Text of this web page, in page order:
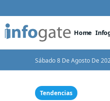
Home
Sábado 8 De Agosto De
Tendencias